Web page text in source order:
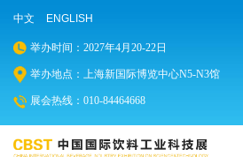
中文 ENGLISH
举办时间：2027年4月20-22日
举办地点：上海新国际博览中心N5-N3馆
展会热线：010-84464668